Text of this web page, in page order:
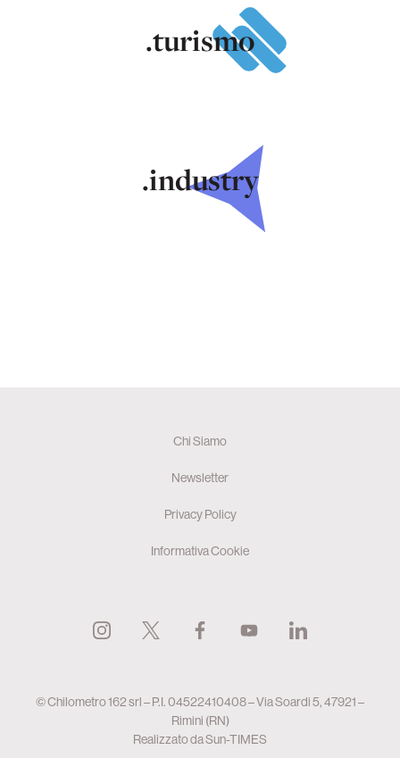
.turismo
.industry
Chi Siamo
Newsletter
Privacy Policy
Informativa Cookie
© Chilometro 162 srl – P.I. 04522410408 – Via Soardi 5, 47921 –
Rimini (RN)
Realizzato daSun-TIMES